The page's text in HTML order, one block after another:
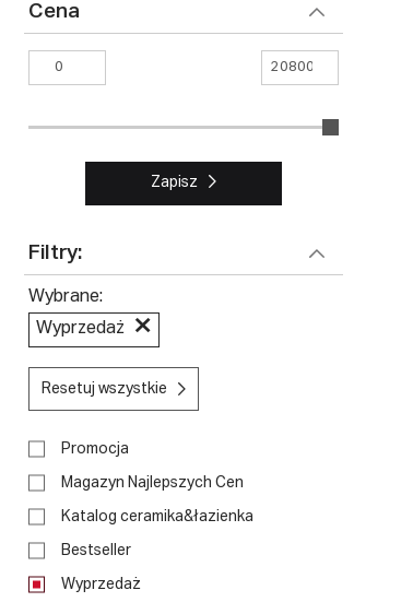
Cena
Zapisz
Filtry:
Wybrane
Wyprzedaż
Resetuj wszystkie
Promocja
Magazyn Najlepszych Cen
Katalog ceramika&łazienka
Bestseller
Wyprzedaż